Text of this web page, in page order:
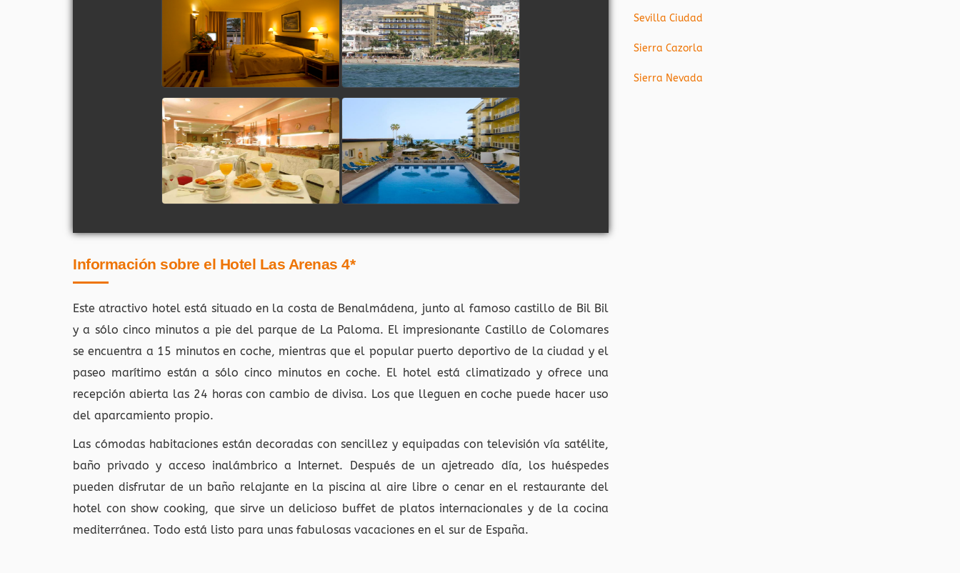
Información sobre el Hotel Las Arenas 4*
Este atractivo hotel está situado en la costa de Benalmádena, junto al famoso castillo de Bil Bil
y a sólo cinco minutos a pie del parque de La Paloma. El impresionante Castillo de Colomares
se encuentra a 15 minutos en coche, mientras que el popular puerto deportivo de la ciudad y el
paseo marítimo están a sólo cinco minutos en coche. El hotel está climatizado y ofrece una
recepción abierta las 24 horas con cambio de divisa. Los que lleguen en coche puede hacer uso
del aparcamiento propio.
Las cómodas habitaciones están decoradas con sencillez y equipadas con televisión vía satélite,
baño privado y acceso inalámbrico a Internet. Después de un ajetreado día, los huéspedes
pueden disfrutar de un baño relajante en la piscina al aire libre o cenar en el restaurante del
hotel con show cooking, que sirve un delicioso buffet de platos internacionales y de la cocina
mediterránea. Todo está listo para unas fabulosas vacaciones en el sur de España.
Sevilla Ciudad
Sierra Cazorla
Sierra Nevada